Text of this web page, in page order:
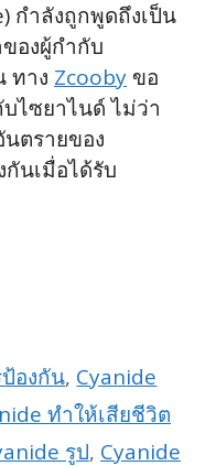
กำลังถูกพูดถึงเป็น
องผู้กำกับ
ทาง Zcooby ขอ
ไซยาไนด์ ไม่ว่า
นตรายของ
นเมื่อได้รับ
องกัน, Cyanide
ทำให้เสียชีวิต
รูป, Cyanide